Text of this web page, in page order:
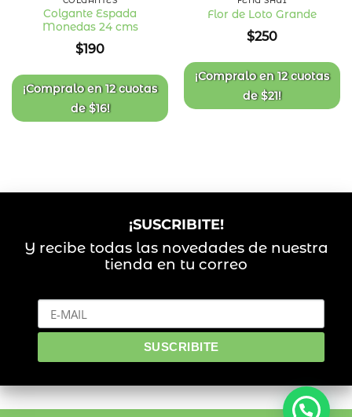
Añadir
Colgante Espada
Monedas 24 cms
$190
¡Compralo en12 cuotas
de$16!
de
deseos
Flor de Loto Grande
$250
¡Compralo en12 cuotas
de$21!
¡SUSCRIBITE!
Y recibe todas las novedades de nuestra
tienda en tu correo